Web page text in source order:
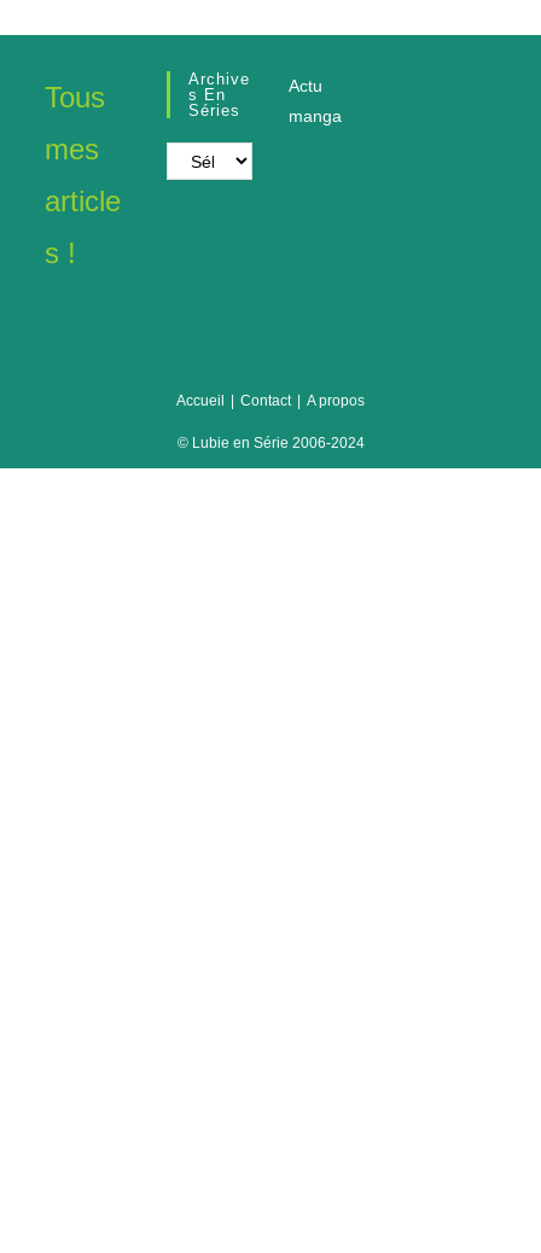
Tous
mes
article
s !
Archive
S En
Séries
Archives
en
Actu
manga
Accueil Contact A propos
© Lubie en Série 2006-2024